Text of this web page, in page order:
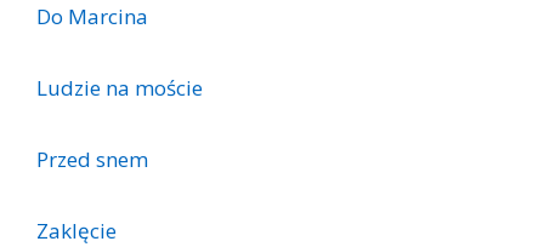
Do Marcina
Ludzie na moście
Przed snem
Zaklęcie